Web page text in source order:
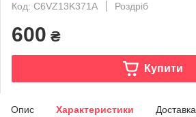
Код: C6VZ13K371A
Роздріб
600 ₴
Купити
Опис Характеристики Доставка